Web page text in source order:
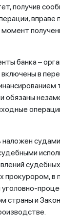
получив
вправе
момент
банка –
в
обязаны
судами
прокурором, в
страны и